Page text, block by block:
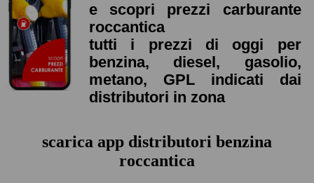
e scopri prezzi carburante
roccantica
tutti i prezzi di oggi per
benzina, diesel, gasolio,
metano, GPL indicati dai
distributori in zona
scarica app distributori benzina
roccantica